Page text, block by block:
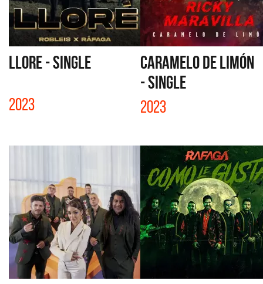
LLORE - SINGLE
2023
CARAMELO DE LIMÓN
- SINGLE
2023